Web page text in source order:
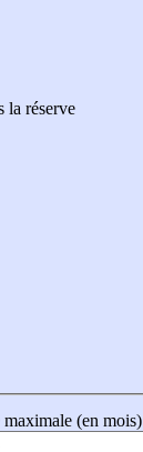
la réserve
maximale (en mois)